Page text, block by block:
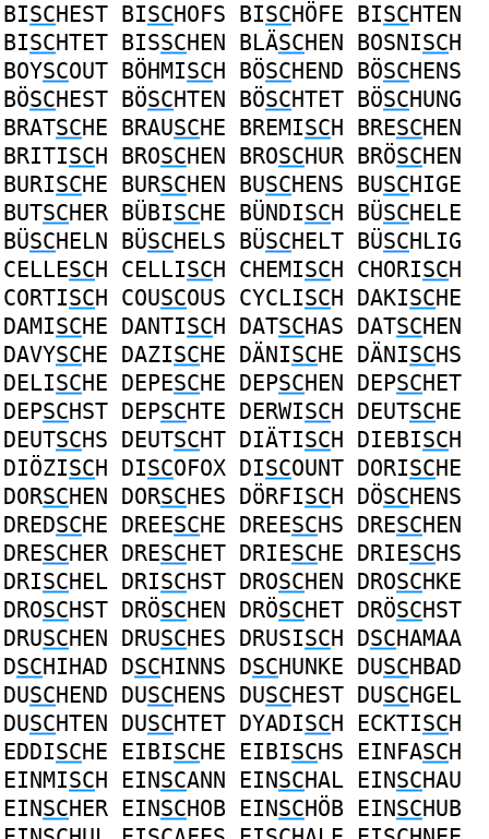
BISCHEST BISCHOFS BISCHÖFE BISCHTEN
BISCHTET BISSCHEN BLÄSCHEN BOSNISCH
BOYSCOUT BÖHMISCH BÖSCHEND BÖSCHENS
BÖSCHEST BÖSCHTEN BÖSCHTET BÖSCHUNG
BRATSCHE BRAUSCHE BREMISCH BRESCHEN
BRITISCH BROSCHEN BROSCHUR BRÖSCHEN
BURISCHE BURSCHEN BUSCHENS BUSCHIGE
BUTSCHER BÜBISCHE BÜNDISCH BÜSCHELE
BÜSCHELN BÜSCHELS BÜSCHELT BÜSCHLIG
CELLESCH CELLISCH CHEMISCH CHORISCH
CORTISCH COUSCOUS CYCLISCH DAKISCHE
DAMISCHE DANTISCH DATSCHAS DATSCHEN
DAVYSCHE DAZISCHE DÄNISCHE DÄNISCHS
DELISCHE DEPESCHE DEPSCHEN DEPSCHET
DEPSCHST DEPSCHTE DERWISCH DEUTSCHE
DEUTSCHS DEUTSCHT DIÄTISCH DIEBISCH
DIÖZISCH DISCOFOX DISCOUNT DORISCHE
DORSCHEN DORSCHES DÖRFISCH DÖSCHENS
DREDSCHE DREESCHE DREESCHS DRESCHEN
DRESCHER DRESCHET DRIESCHE DRIESCHS
DRISCHEL DRISCHST DROSCHEN DROSCHKE
DROSCHST DRÖSCHEN DRÖSCHET DRÖSCHST
DRUSCHEN DRUSCHES DRUSISCH DSCHAMAA
DSCHIHAD DSCHINNS DSCHUNKE DUSCHBAD
DUSCHEND DUSCHENS DUSCHEST DUSCHGEL
DUSCHTEN DUSCHTET DYADISCH ECKTISCH
EDDISCHE EIBISCHE EIBISCHS EINFASCH
EINMISCH EINSCANN EINSCHAL EINSCHAU
EINSCHER EINSCHOB EINSCHÖB EINSCHUB